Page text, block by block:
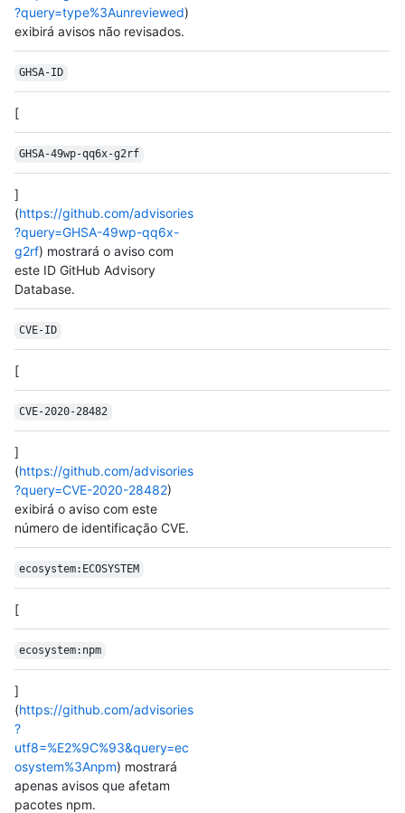
?query=type%3Aunreviewed)
exibirá avisos não revisados.
GHSA-ID
[
GHSA-49wp-qq6x-g2rf
]
(https://github.com/advisories
?query=GHSA-49wp-qq6x-
g2rf) mostrará o aviso com
este ID GitHub Advisory
Database.
CVE-ID
[
CVE-2020-28482
]
(https://github.com/advisories
?query=CVE-2020-28482)
exibirá o aviso com este
número de identificação CVE.
ecosystem:ECOSYSTEM
[
ecosystem:npm
]
(https://github.com/advisories
?
utf8=%E2%9C%93&query=ec
osystem%3Anpm) mostrará
apenas avisos que afetam
pacotes npm.